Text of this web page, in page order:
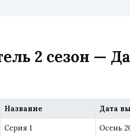
2 сезон —
Название Дата
Серия 1 Осень